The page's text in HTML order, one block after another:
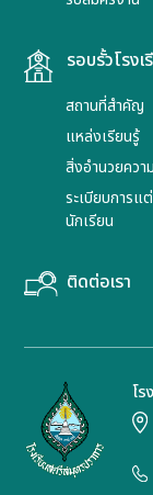
รอบรั้วโรงเ
สถานที่สำคัญ
แหล่งเรียนรู้
สิ่งอำนวยควา
ระเบียบการแ
นักเรียน
ติดต่อเรา
โ